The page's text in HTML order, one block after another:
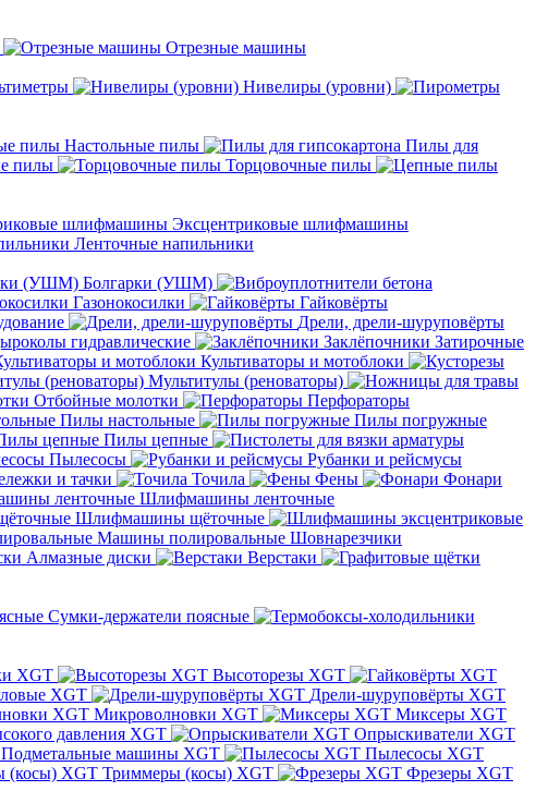
Отрезные машины
Нивелиры (уровни)
Настольные пилы
Пилы для
пилы
Торцовочные пилы
Эксцентриковые шлифмашины
Ленточные напильники
Болгарки (УШМ)
Газонокосилки
Гайковёрты
Дрели, дрели-шуруповёрты
гидравлические Заклёпочники Затирочные
Культиваторы и мотоблоки
Мультитулы (реноваторы)
Отбойные молотки
Перфораторы
Пилы настольные
Пилы погружные
Пилы цепные
Пылесосы
Рубанки и рейсмусы
и тачки Точила Фены
Фонари
Шлифмашины ленточные
Шлифмашины щёточные
Машины полировальные Шовнарезчики
Алмазные диски
Верстаки
Сумки-держатели поясные
XGT
Высоторезы XGT
XGT
Дрели-шуруповёрты XGT
Микроволновки XGT
Миксеры XGT
давления XGT
Опрыскиватели XGT
Подметальные машины XGT
Пылесосы XGT
Триммеры (косы) XGT
Фрезеры XGT